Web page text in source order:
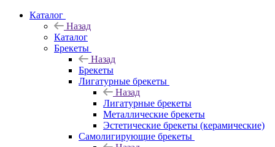
Каталог
Назад
Каталог
Брекеты
Назад
Брекеты
Лигатурные брекеты
Назад
Лигатурные брекеты
Металлические брекеты
Эстетические брекеты (керамические)
Самолигирующие брекеты